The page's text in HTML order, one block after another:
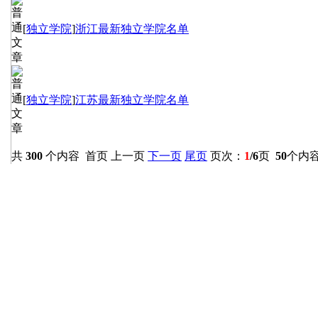
[独立学院]浙江最新独立学院名单
[独立学院]江苏最新独立学院名单
共 300 个内容 首页 上一页 下一页 尾页 页次： 1/6页 50个内